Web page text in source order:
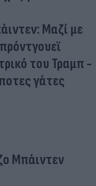
Μαζί με
του Τραμπ -
γάτες
Μπάιντεν